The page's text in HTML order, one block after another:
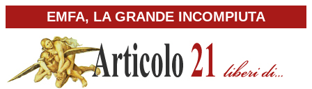
to
content
EMFA, LA GRANDE INCOMPIUTA